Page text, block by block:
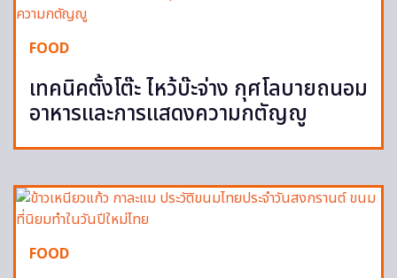
FOOD
เทคนิคตั้งโต๊ะ ไหว้บ๊ะจ่าง กุศโลบายถนอม
อาหารและการแสดงความกตัญญู
FOOD